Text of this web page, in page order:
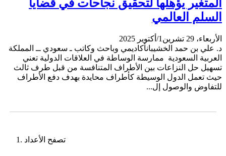
المتغير يؤهلها لتحقيق نجاحات في قضايا
السلم العالمي
الأربعاء، 29 تشرين1/أكتوير 2025
د. علي بن حمد الخشيبانأكاديمي وباحث وكاتب ـ سعودي ــ المملكة
العربية السعودية ممارسة الوساطة في العلاقات الدولية تعني
تسهيل حل النزاعات بين الأطراف المتنافسة من قبل طرف ثالث
حيث تعمل الدول الوسيطة كأطراف محايدة بهدف دفع الأطراف
للتفاوض والوصول إل...
تصفح الأعداد